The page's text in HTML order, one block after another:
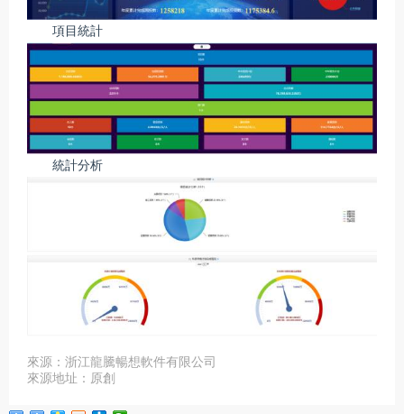
項目統計
統計分析
來源：浙江龍騰暢想軟件有限公司
來源地址：原創